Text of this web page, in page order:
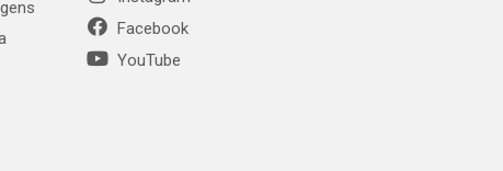
Facebook
YouTube